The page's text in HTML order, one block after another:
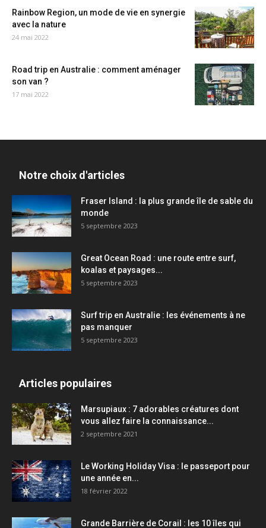
Rainbow Region, un mode de vie en synergie
avec la nature
24 mai 2022
Road trip en Australie : comment aménager
son van ?
17 mai 2022
Notre choix d'articles
Fraser Island : la plus grande île de sable du
monde
5 septembre 2023
Great Ocean Road : une route entre surf,
koalas et paysages...
5 septembre 2023
Surf trip en Australie : les événements à ne
pas manquer
5 septembre 2023
Articles populaires
Marsupiaux : 7 adorables créatures dont
vous allez faire la connaissance...
2 septembre 2021
Le Working Holiday Visa : le passeport pour
une année en...
18 février 2022
Grande Barrière de Corail : les 10 îles qui